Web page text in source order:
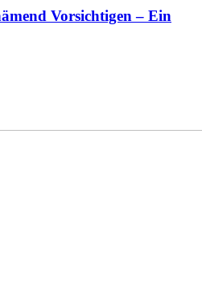
Vorsichtigen – Ein